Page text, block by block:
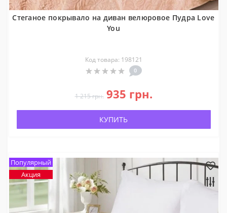
Стеганое покрывало на диван велюровое Пудра Love
You
Код товара: 198121
0
1 215 грн. 935 грн.
КУПИТЬ
Популярный
Акция